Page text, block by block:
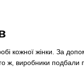
кожної жінки. За
ж, виробники подбали